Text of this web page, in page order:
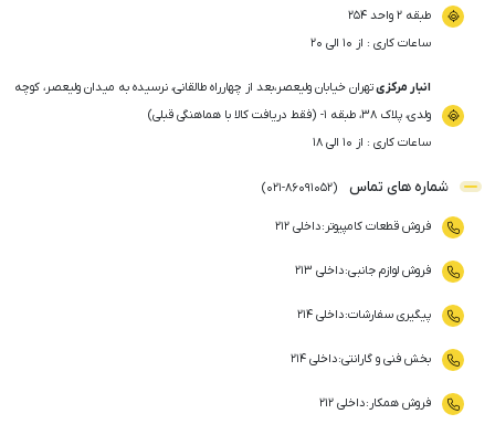
طبقه ۲ واحد ۲۵۴
ساعات کاری : از ۱۰ الی ۲۰
انبار مرکزیتهران خیابان ولیعصر،بعد از چهارراه طالقانی، نرسیده به میدان ولیعصر، کوچه
ولدی، پلاک ۳۸، طبقه ۱- (فقط دریافت کالا با هماهنگی قبلی)
ساعات کاری : از ۱۰ الی ۱۸
شماره های تماس (
021-86091052
)
فروش قطعات کامپیوتر :داخلی ۲۱۲
فروش لوازم جانبی:داخلی ۲۱۳
پیگیری سفارشات:داخلی ۲۱۴
بخش فنی و گارانتی:داخلی ۲۱۴
فروش همکار :داخلی ۲۱۲